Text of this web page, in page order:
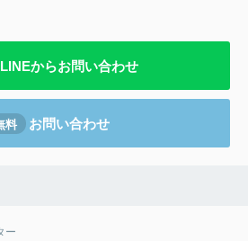
LINEからお問い合わせ
料 お問い合わせ
ー